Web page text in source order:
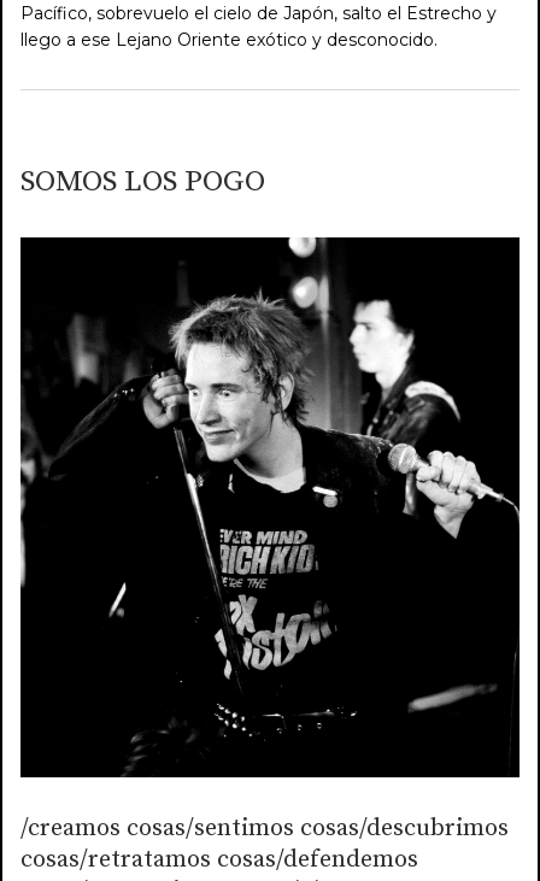
Pacífico, sobrevuelo el cielo de Japón, salto el Estrecho y
llego a ese Lejano Oriente exótico y desconocido.
SOMOS LOS POGO
/creamos cosas/sentimos cosas/descubrimos
cosas/retratamos cosas/defendemos